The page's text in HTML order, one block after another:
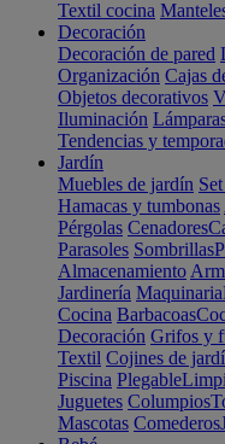
Textil cocina
Decoración
Decoración de pared
Organización Cajas
Objetos decorativos
Iluminación
Tendencias y
Jardín
Muebles de jardín
Hamacas y tumbonas
Pérgolas Cenadores
Parasoles Sombrillas
Almacenamiento
Jardinería Maquinaria
Cocina Barbacoas
Decoración Grifos y
Textil Cojines de
Piscina Plegable
Juguetes Columpios
Mascotas Comederos